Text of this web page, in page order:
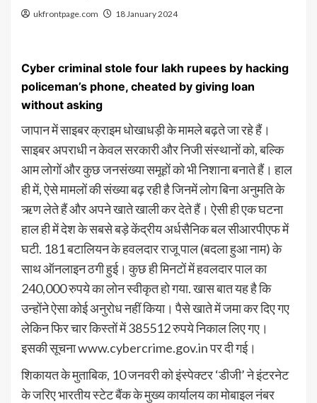
ukfrontpage.com 18 January 2024
Cyber ​​criminal stole four lakh rupees by hacking
policeman’s phone, cheated by giving loan
without asking
जापान में साइबर क्राइम धोखाधड़ी के मामले बढ़ते जा रहे हैं।
साइबर अपराधी न केवल सरकारी और निजी संस्थानों को, बल्कि
आम लोगों और कुछ जनसंख्या समूहों को भी निशाना बनाते हैं। हाल
ही में, ऐसे मामलों की संख्या बढ़ रही है जिनमें लोग बिना अनुमति के
ऋण लेते हैं और अपने खाते खाली कर देते हैं। ऐसी ही एक घटना
हाल ही में देश के सबसे बड़े केंद्रीय अर्धसैनिक बल सीआरपीएफ में
घटी. 181 बटालियन के हवलदार राजू पाल (बदला हुआ नाम) के
साथ ऑनलाइन ठगी हुई। कुछ ही मिनटों में हवलदार पाल का
240,000 रुपये का लोन स्वीकृत हो गया. खास बात यह है कि
उन्होंने ऐसा कोई अनुरोध नहीं किया। पैसे खाते में जमा कर दिए गए
लेकिन फिर चार किस्तों में 385512 रुपये निकाल लिए गए।
इसकी सूचना www.cybercrime.gov.in पर दी गई।
शिकायत के मुताबिक, 10 जनवरी को इंस्पेक्टर ‘डीजी’ ने इंटरनेट
के जरिए भारतीय स्टेट बैंक के मुख्य कार्यालय का मोबाइल नंबर